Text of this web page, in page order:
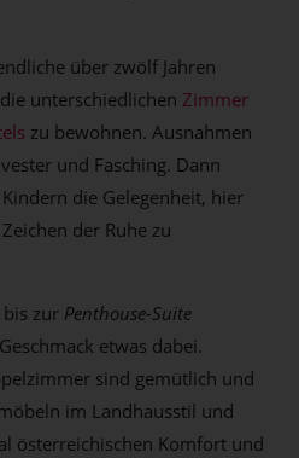
über zwölf Jahren
unterschiedlichen Zimmer
zu bewohnen. Ausnahmen
und Fasching. Dann
die Gelegenheit, hier
der Ruhe zu
bis zur Penthouse-Suite
etwas dabei.
sind gemütlich und
im Landhausstil und
österreichischen Komfort und